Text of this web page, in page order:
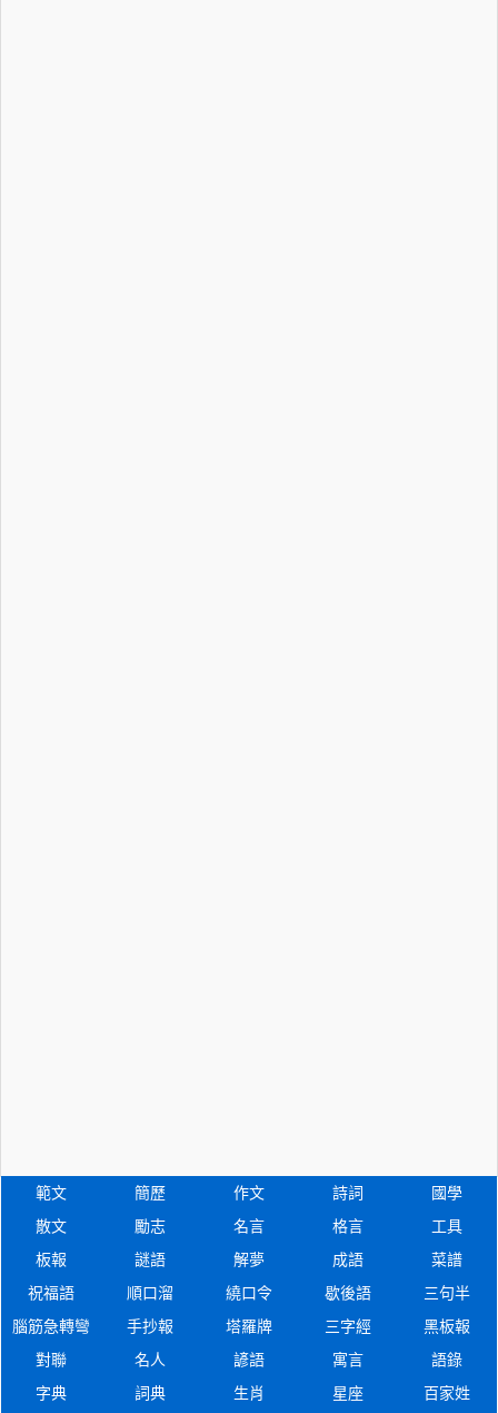
範文 簡歷 作文 詩詞
國學
散文
勵志 名言 格言
工具
板報
謎語 解夢 成語
菜譜
祝福語
順口溜 繞口令 歇後語
三句半
腦筋急轉彎
手抄報 塔羅牌 三字經
黑板報
對聯
名人 諺語 寓言
語錄
字典
詞典 生肖 星座 百家姓